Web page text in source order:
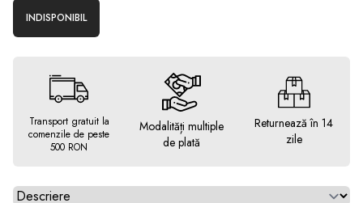
INDISPONIBIL
Transport gratuit la
comenzile de peste
500 RON
Modalități multiple
de plată
Returnează în 14
zile
Alegeti tab